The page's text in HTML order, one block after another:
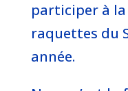
participer à
raquettes du
année.